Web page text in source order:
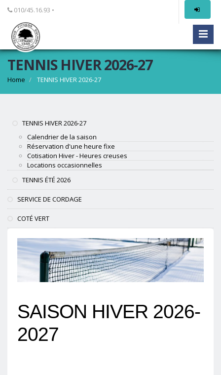
010/45.16.93 •
TENNIS HIVER 2026-27
Home TENNIS HIVER 2026-27
TENNIS HIVER 2026-27
Calendrier de la saison
Réservation d'une heure fixe
Cotisation Hiver - Heures creuses
Locations occasionnelles
TENNIS ÉTÉ 2026
SERVICE DE CORDAGE
COTÉ VERT
SAISON HIVER 2026-
2027